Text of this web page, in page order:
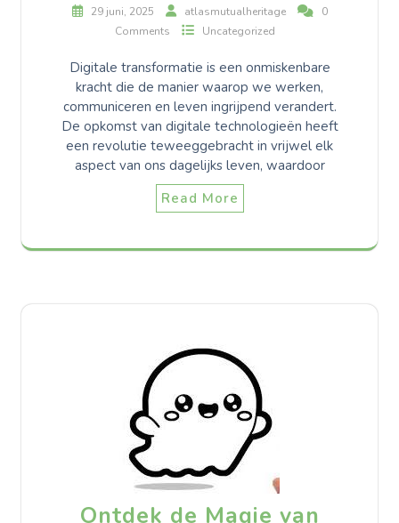
29 juni, 2025 atlasmutualheritage
0
Comments
Uncategorized
Digitale transformatie is een onmiskenbare
kracht die de manier waarop we werken,
communiceren en leven ingrijpend verandert.
De opkomst van digitale technologieën heeft
een revolutie teweeggebracht in vrijwel elk
aspect van ons dagelijks leven, waardoor
Read More
Ontdek de Magie van